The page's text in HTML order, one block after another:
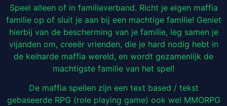
Speel alleen of in familieverband. Richt je eigen maffia
familie op of sluit je aan bij een machtige familie! Geniet
hierbij van de bescherming van je familie, leg samen je
vijanden om, creeër vrienden, die je hard nodig hebt in
de keiharde maffia wereld, en wordt gezamenlijk de
machtigste familie van het spel!
De maffia spellen zijn een text based / tekst
gebaseerde RPG (role playing game) ook wel MMORPG